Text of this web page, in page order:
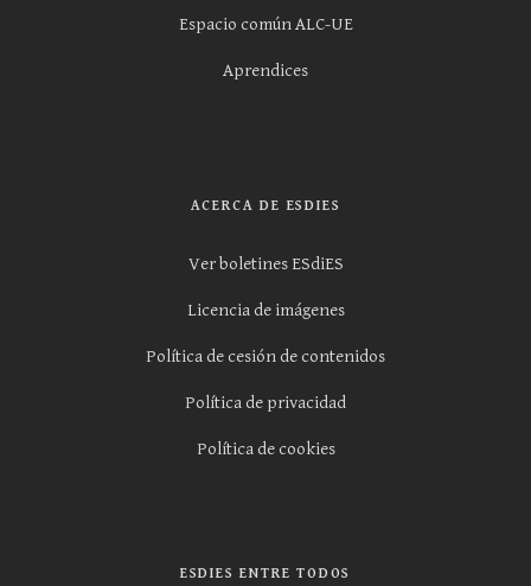
Espacio común ALC-UE
Aprendices
ACERCA DE ESDIES
Ver boletines ESdiES
Licencia de imágenes
Política de cesión de contenidos
Política de privacidad
Política de cookies
ESDIES ENTRE TODOS